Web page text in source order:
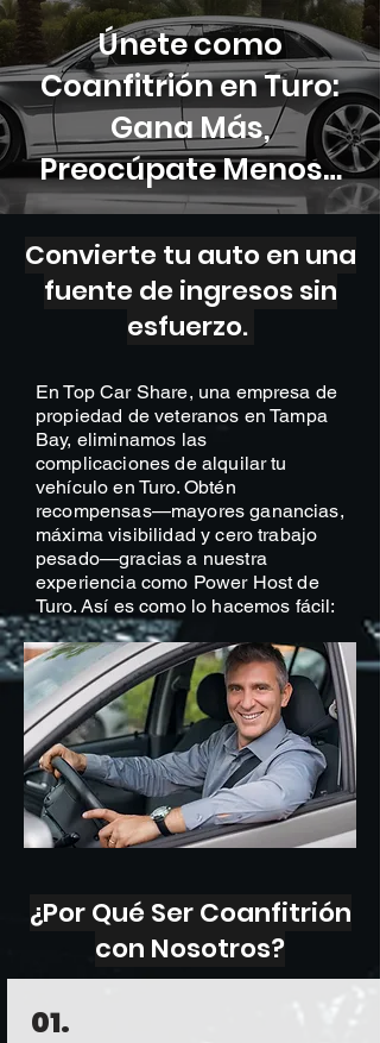
Únete como
Coanfitrión en Turo:
Gana Más,
Preocúpate Menos…
Convierte tu auto en una
fuente de ingresos sin
esfuerzo.
En Top Car Share, una empresa de
propiedad de veteranos en Tampa
Bay, eliminamos las
complicaciones de alquilar tu
vehículo en Turo. Obtén
recompensas—mayores ganancias,
máxima visibilidad y cero trabajo
pesado—gracias a nuestra
experiencia como Power Host de
Turo. Así es como lo hacemos fácil:
¿Por Qué Ser Coanfitrión
con Nosotros?
01.